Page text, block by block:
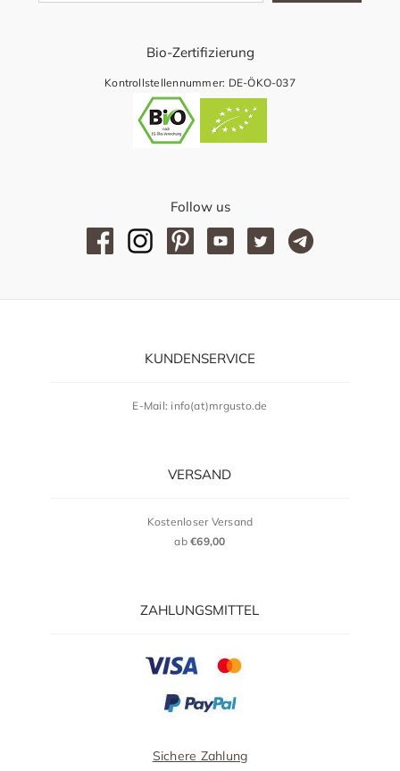
Bio-Zertifizierung
Kontrollstellennummer: DE-ÖKO-037
Follow us
KUNDENSERVICE
E-Mail: info(at)mrgusto.de
VERSAND
Kostenloser Versand
ab€69,00
ZAHLUNGSMITTEL
Sichere Zahlung